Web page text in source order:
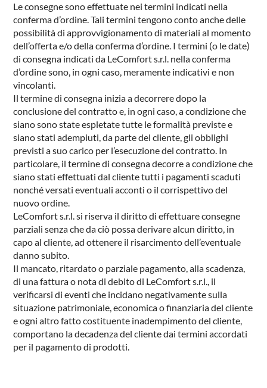
PRODUCTS
COLLECTIONS
COVER FINISHES
COMPANY
CONTACT US
RESERVED AREA
Le consegne sono effettuate nei termini indicati nella
conferma d’ordine. Tali termini tengono conto anche delle
possibilità di approvvigionamento di materiali al momento
dell’offerta e/o della conferma d’ordine. I termini (o le date)
di consegna indicati da LeComfort s.r.l. nella conferma
d’ordine sono, in ogni caso, meramente indicativi e non
vincolanti.
Il termine di consegna inizia a decorrere dopo la
conclusione del contratto e, in ogni caso, a condizione che
siano sono state espletate tutte le formalità previste e
siano stati adempiuti, da parte del cliente, gli obblighi
previsti a suo carico per l’esecuzione del contratto. In
particolare, il termine di consegna decorre a condizione che
siano stati effettuati dal cliente tutti i pagamenti scaduti
nonché versati eventuali acconti o il corrispettivo del
nuovo ordine.
LeComfort s.r.l. si riserva il diritto di effettuare consegne
parziali senza che da ciò possa derivare alcun diritto, in
capo al cliente, ad ottenere il risarcimento dell’eventuale
danno subito.
Il mancato, ritardato o parziale pagamento, alla scadenza,
di una fattura o nota di debito di LeComfort s.r.l., il
verificarsi di eventi che incidano negativamente sulla
situazione patrimoniale, economica o finanziaria del cliente
e ogni altro fatto costituente inadempimento del cliente,
comportano la decadenza del cliente dai termini accordati
per il pagamento di prodotti.